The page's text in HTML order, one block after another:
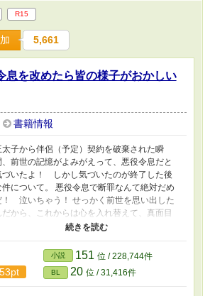
R15
5,661
息を改めたら皆の様子がおかしい
書籍情報
太子から伴侶（予定）契約を破棄された瞬
、前世の記憶がよみがえって、悪役令息だと
づいたよ！ しかし気づいたのが終了した後
件について。 悪役令息で断罪なんて絶対だめ
！ 泣いちゃう！ せっかく前世を思い出した
だから、これからは心を入れ替えて、真面目
がんばっていこう！ と思ったんだけど……
？ 本編完結済です。 おまけのお話を更新して
ます。 皆の動画をつくりました！ プロフの
サイトから飛べるので、もしよかったら、
話と一緒に楽しんでくださったら、とてもう
小説 151 位 / 228,744件
BL 20 位 / 31,416件